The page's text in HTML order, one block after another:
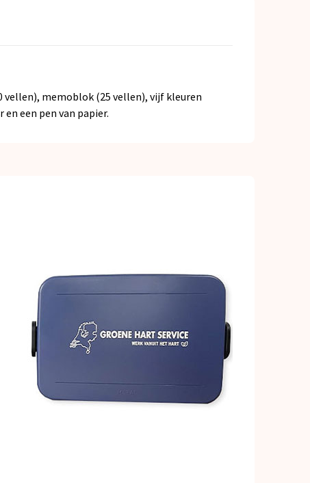
vellen), memoblok (25 vellen), vijf kleuren
een pen van papier.